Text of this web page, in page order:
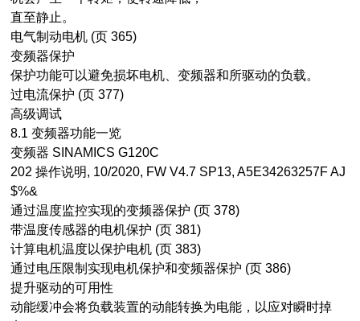
直至静止。
电气制动电机 (页 365)
变频器保护
保护功能可以避免损坏电机、变频器和所驱动的负载。
过电流保护 (页 377)
高级调试
8.1 变频器功能一览
变频器 SINAMICS G120C
202 操作说明, 10/2020, FW V4.7 SP13, A5E34263257F AJ
$%&
通过温度监控实现的变频器保护 (页 378)
带温度传感器的电机保护 (页 381)
计算电机温度以保护电机 (页 383)
通过电压限制实现电机保护和变频器保护 (页 386)
提升驱动的可用性
动能缓冲会将负载装置的动能转换为电能，以应对瞬时掉